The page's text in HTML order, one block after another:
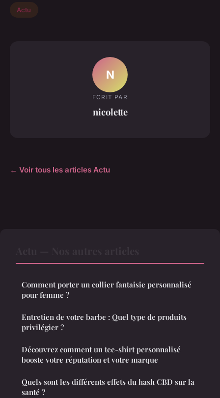
Actu
N
ECRIT PAR
nicolette
← Voir tous les articles Actu
Comment porter un collier fantaisie personnalisé
pour femme ?
Entretien de votre barbe : Quel type de produits
privilégier ?
Découvrez comment un tee-shirt personnalisé
booste votre réputation et votre marque
Quels sont les différents effets du hash CBD sur la
santé ?